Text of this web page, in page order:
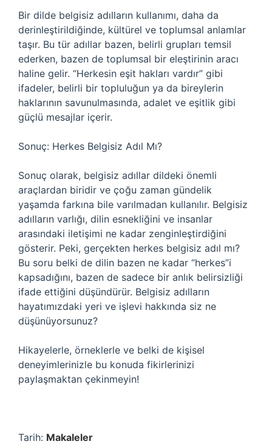
Bir dilde belgisiz adılların kullanımı, daha da
derinleştirildiğinde, kültürel ve toplumsal anlamlar
taşır. Bu tür adıllar bazen, belirli grupları temsil
ederken, bazen de toplumsal bir eleştirinin aracı
haline gelir. “Herkesin eşit hakları vardır” gibi
ifadeler, belirli bir topluluğun ya da bireylerin
haklarının savunulmasında, adalet ve eşitlik gibi
güçlü mesajlar içerir.
Sonuç: Herkes Belgisiz Adıl Mı?
Sonuç olarak, belgisiz adıllar dildeki önemli
araçlardan biridir ve çoğu zaman gündelik
yaşamda farkına bile varılmadan kullanılır. Belgisiz
adılların varlığı, dilin esnekliğini ve insanlar
arasındaki iletişimi ne kadar zenginleştirdiğini
gösterir. Peki, gerçekten herkes belgisiz adıl mı?
Bu soru belki de dilin bazen ne kadar “herkes”i
kapsadığını, bazen de sadece bir anlık belirsizliği
ifade ettiğini düşündürür. Belgisiz adılların
hayatımızdaki yeri ve işlevi hakkında siz ne
düşünüyorsunuz?
Hikayelerle, örneklerle ve belki de kişisel
deneyimlerinizle bu konuda fikirlerinizi
paylaşmaktan çekinmeyin!
Tarih: Makaleler